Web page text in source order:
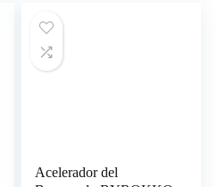
15,99 €.
Acelerador del